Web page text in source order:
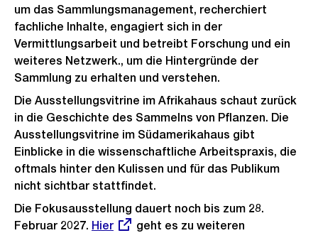
um das Sammlungsmanagement, recherchiert
fachliche Inhalte, engagiert sich in der
Vermittlungsarbeit und betreibt Forschung und ein
weiteres Netzwerk., um die Hintergründe der
Sammlung zu erhalten und verstehen.
Die Ausstellungsvitrine im Afrikahaus schaut zurück
in die Geschichte des Sammelns von Pflanzen. Die
Ausstellungsvitrine im Südamerikahaus gibt
Einblicke in die wissenschaftliche Arbeitspraxis, die
oftmals hinter den Kulissen und für das Publikum
nicht sichtbar stattfindet.
Die Fokusausstellung dauert noch bis zum 28.
Februar 2027. Externer
Hier
geht es zu weiteren